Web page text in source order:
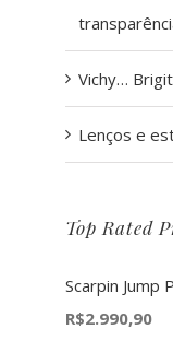
Vichy…
Lenços e
Top Rated
Scarpin Jump
R$2.990,90